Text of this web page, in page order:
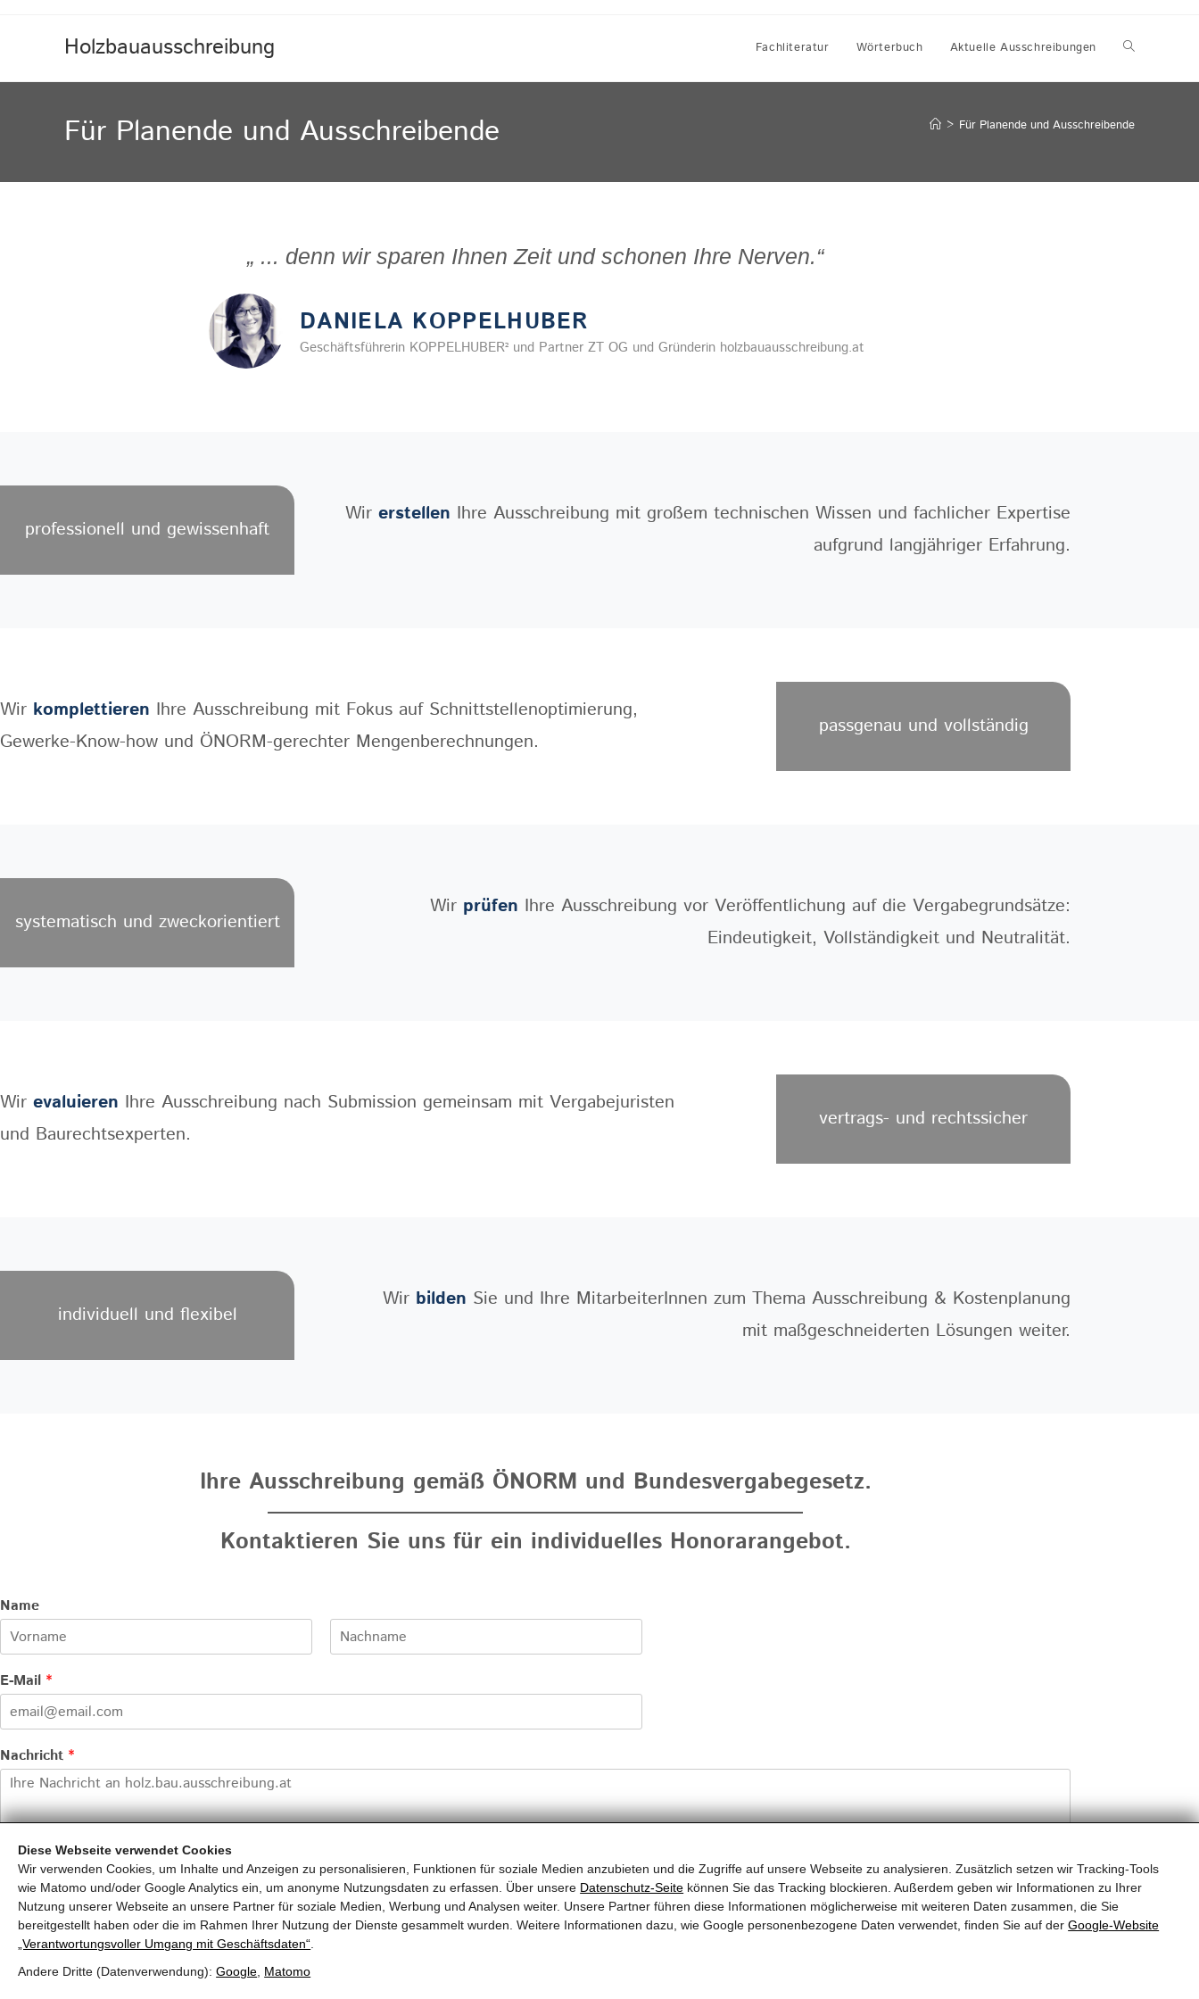
Diese Webseite verwendet Cookies
Wir verwenden Cookies, um Inhalte und Anzeigen zu personalisieren, Funktionen für soziale Medien anzubieten und die Zugriffe auf unsere Webseite zu analysieren. Zusätzlich setzen wir Tracking-Tools
wie Matomo und/oder Google Analytics ein, um anonyme Nutzungsdaten zu erfassen. Über unsere Datenschutz-Seite können Sie das Tracking blockieren. Außerdem geben wir Informationen zu Ihrer
Nutzung unserer Webseite an unsere Partner für soziale Medien, Werbung und Analysen weiter. Unsere Partner führen diese Informationen möglicherweise mit weiteren Daten zusammen, die Sie
bereitgestellt haben oder die im Rahmen Ihrer Nutzung der Dienste gesammelt wurden. Weitere Informationen dazu, wie Google personenbezogene Daten verwendet, finden Sie auf derGoogle‑Website
„Verantwortungsvoller Umgang mit Geschäftsdaten“
Andere Dritte (Datenverwendung):Google Matomo
Holzbauausschreibung Fachliteratur Wörterbuch Aktuelle Ausschreibungen
Für Planende und Ausschreibende > Für Planende und Ausschreibende
„ ... denn wir sparen Ihnen Zeit und schonen Ihre Nerven.“
DANIELA KOPPELHUBER
Geschäftsführerin KOPPELHUBER² und Partner ZT OG und Gründerin holzbauausschreibung.at
professionell und gewissenhaft
Wir erstellen Ihre Ausschreibung mit großem technischen Wissen und fachlicher Expertise
aufgrund langjähriger Erfahrung.
Wir komplettieren Ihre Ausschreibung mit Fokus auf Schnittstellenoptimierung,
Gewerke-Know-how und ÖNORM-gerechter Mengenberechnungen.
passgenau und vollständig
systematisch und zweckorientiert
Wir prüfen Ihre Ausschreibung vor Veröffentlichung auf die Vergabegrundsätze:
Eindeutigkeit, Vollständigkeit und Neutralität.
Wir evaluieren Ihre Ausschreibung nach Submission gemeinsam mit Vergabejuristen
und Baurechtsexperten.
vertrags- und rechtssicher
individuell und flexibel
Wir bilden Sie und Ihre MitarbeiterInnen zum Thema Ausschreibung & Kostenplanung
mit maßgeschneiderten Lösungen weiter.
Ihre Ausschreibung gemäß ÖNORM und Bundesvergabegesetz.
Kontaktieren Sie uns für ein individuelles Honorarangebot.
Name
V
o
r
m
e
N
a
E-Mail *
Nachricht *
ABSENDEN